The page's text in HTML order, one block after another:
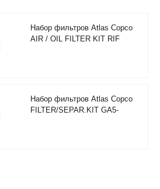
Набор фильтров Atlas Copco
AIR / OIL FILTER KIT RIF
Набор фильтров Atlas Copco
FILTER/SEPAR.KIT GA5-